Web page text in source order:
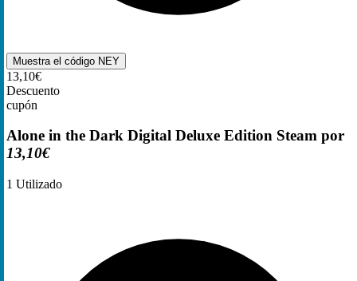
Muestra el código NEY
13,10€
Descuento
cupón
Alone in the Dark Digital Deluxe Edition Steam por
13,10€
1 Utilizado